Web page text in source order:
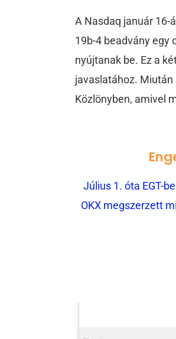
A Nasdaq január 16-
19b-4 beadvány egy
nyújtanak be. Ez a
javaslatához. Miután
Közlönyben, amivel
Július 1. óta EGT-
OKX megszerzett